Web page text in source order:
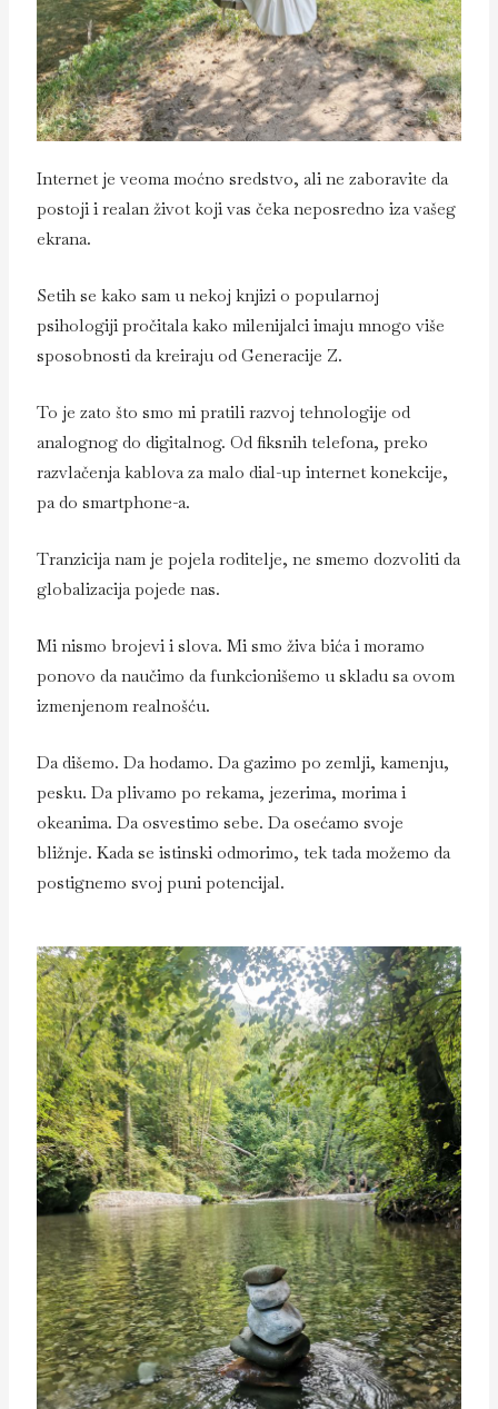
Internet je veoma moćno sredstvo, ali ne zaboravite da
postoji i realan život koji vas čeka neposredno iza vašeg
ekrana.
Setih se kako sam u nekoj knjizi o popularnoj
psihologiji pročitala kako milenijalci imaju mnogo više
sposobnosti da kreiraju od Generacije Z.
To je zato što smo mi pratili razvoj tehnologije od
analognog do digitalnog. Od fiksnih telefona, preko
razvlačenja kablova za malo dial-up internet konekcije,
pa do smartphone-a.
Tranzicija nam je pojela roditelje, ne smemo dozvoliti da
globalizacija pojede nas.
Mi nismo brojevi i slova. Mi smo živa bića i moramo
ponovo da naučimo da funkcionišemo u skladu sa ovom
izmenjenom realnošću.
Da dišemo. Da hodamo. Da gazimo po zemlji, kamenju,
pesku. Da plivamo po rekama, jezerima, morima i
okeanima. Da osvestimo sebe. Da osećamo svoje
bližnje. Kada se istinski odmorimo, tek tada možemo da
postignemo svoj puni potencijal.